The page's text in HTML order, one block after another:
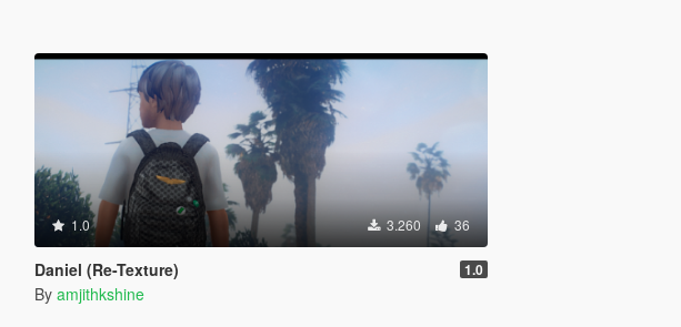
1.0 3.260 36
Daniel (Re-Texture) 1.0
By amjithkshine